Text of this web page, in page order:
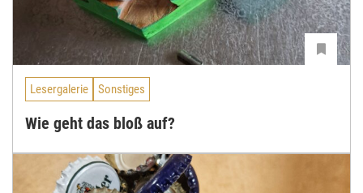
Lesergalerie Sonstiges
Wie geht das bloß auf?